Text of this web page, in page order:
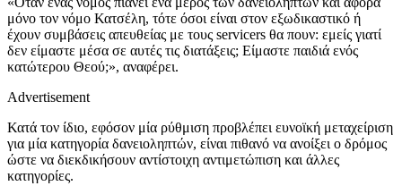
μόνο τον νόμο Κατσέλη, τότε όσοι είναι στον εξωδικαστικό ή
έχουν συμβάσεις απευθείας με τους servicers θα πουν: εμείς γιατί
δεν είμαστε μέσα σε αυτές τις διατάξεις; Είμαστε παιδιά ενός
κατώτερου Θεού;», αναφέρει.
Advertisement
Κατά τον ίδιο, εφόσον μία ρύθμιση προβλέπει ευνοϊκή μεταχείριση
για μία κατηγορία δανειοληπτών, είναι πιθανό να ανοίξει ο δρόμος
ώστε να διεκδικήσουν αντίστοιχη αντιμετώπιση και άλλες
κατηγορίες.